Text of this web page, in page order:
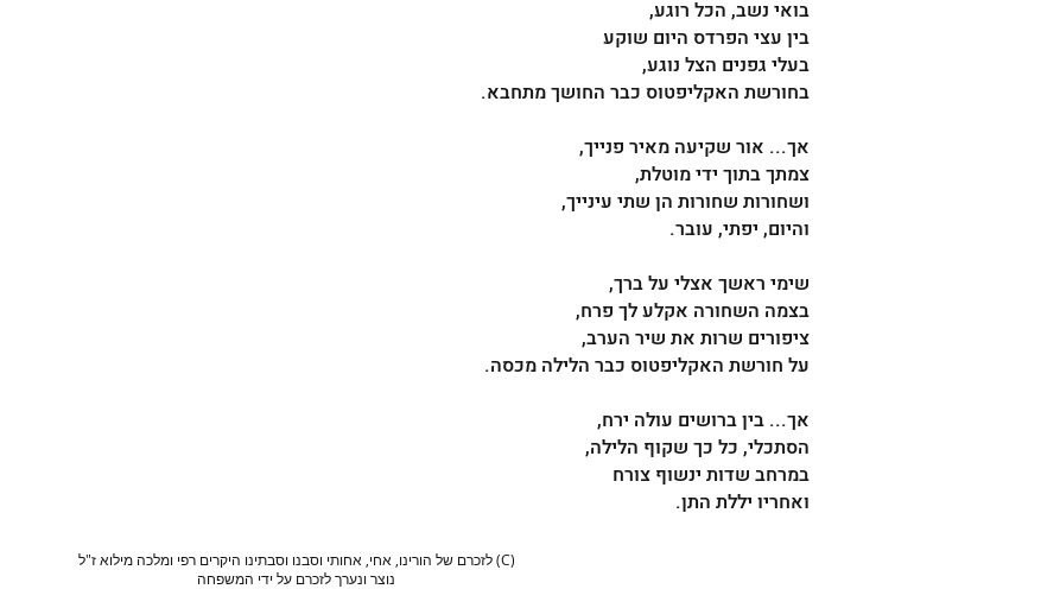
בואי נשב, הכל רוגע,
בין עצי הפרדס היום שוקע
בעלי גפנים הצל נוגע,
בחורשת האקליפטוס כבר החושך מתחבא.
אך... אור שקיעה מאיר פנייך,
צמתך בתוך ידי מוטלת,
ושחורות שחורות הן שתי עינייך,
והיום, יפתי, עובר.
שימי ראשך אצלי על ברך,
בצמה השחורה אקלע לך פרח,
ציפורים שרות את שיר הערב,
על חורשת האקליפטוס כבר הלילה מכסה.
אך... בין ברושים עולה ירח,
הסתכלי, כל כך שקוף הלילה,
במרחב שדות ינשוף צורח
ואחריו יללת התן.
(C) לזכרם של הורינו, אחי, אחותי וסבנו וסבתינו היקרים רפי ומלכה מילוא ז"ל
נוצר ונערך לזכרם על ידי המשפחה